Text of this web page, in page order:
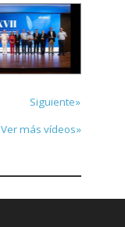
Siguiente»
Ver más vídeos»